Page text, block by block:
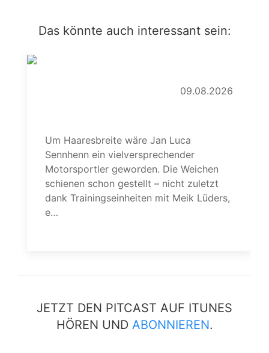
Das könnte auch interessant sein:
09.08.2026
Um Haaresbreite wäre Jan Luca
Sennhenn ein vielversprechender
Motorsportler geworden. Die Weichen
schienen schon gestellt – nicht zuletzt
dank Trainingseinheiten mit Meik Lüders,
e…
JETZT DEN PITCAST AUF ITUNES
HÖREN UND ABONNIEREN.